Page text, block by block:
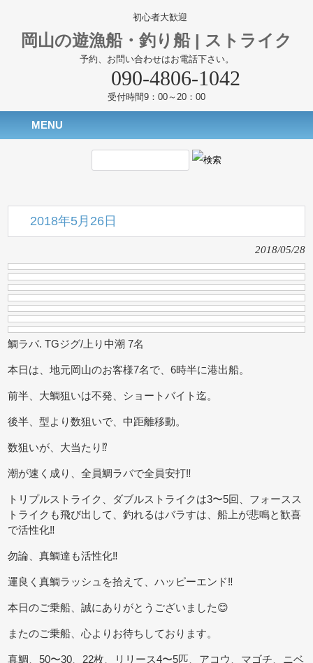
初心者大歓迎
岡山の遊漁船・釣り船 | ストライク
予約、お問い合わせはお電話下さい。
090-4806-1042
受付時間9：00～20：00
MENU
2018年5月26日
2018/05/28
鯛ラバ. TGジグ/上り中潮 7名
本日は、地元岡山のお客様7名で、6時半に港出船。
前半、大鯛狙いは不発、ショートバイト迄。
後半、型より数狙いで、中距離移動。
数狙いが、大当たり⁉
潮が速く成り、全員鯛ラバで全員安打‼
トリプルストライク、ダブルストライクは3〜5回、フォースス
トライクも飛び出して、釣れるはバラすは、船上が悲鳴と歓喜
で活性化‼
勿論、真鯛達も活性化‼
運良く真鯛ラッシュを拾えて、ハッピーエンド‼
本日のご乗船、誠にありがとうございました😊
またのご乗船、心よりお待ちしております。
真鯛、50〜30、22枚、リリース4〜5匹、アコウ、マゴチ、ニベ